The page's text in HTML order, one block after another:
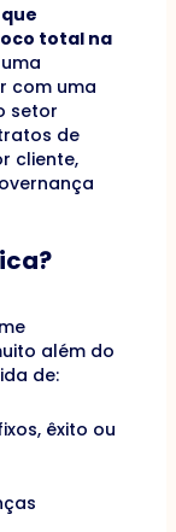
total na
com uma
setor
de
cliente,
além do
de:
êxito ou